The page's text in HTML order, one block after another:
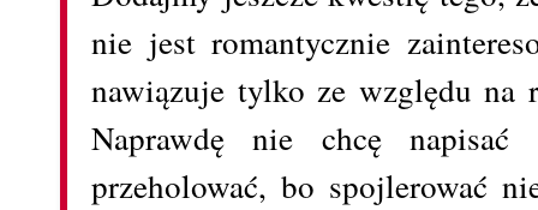
nie jest romantycznie
nawiązuje tylko ze względu na
Naprawdę nie chcę napisać
przeholować, bo spojlerować